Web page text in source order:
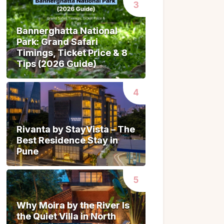
Bannerghatta National
Park: Grand Safari
Timings, Ticket Price & 8
Tips (2026 Guide)
Bannerghatta National
Park: Grand Safari
Timings, Ticket Price & 8
Tips (2026 Guide)
Rivanta by StayVista – The
Best Residence Stay in
Pune
Rivanta by StayVista – The
Best Residence Stay in
Pune
Why Moira by the River Is
the Quiet Villa in North
Why Moira by the River Is
the Quiet Villa in North